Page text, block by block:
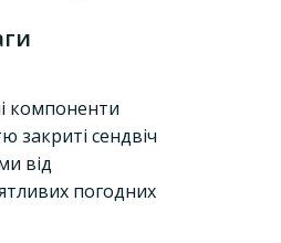
компоненти
закриті сендвіч
від
погодних